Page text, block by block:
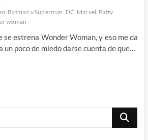
Batman v Superman DC Marvel Patty
woman
se estrena Wonder Woman, y eso me da
un poco de miedo darse cuenta de que…
Buscar